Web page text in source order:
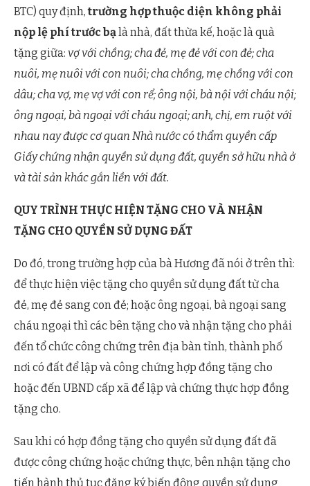
BTC) quy định,trường hợp thuộc diện không phải
nộp lệ phí trước bạlà nhà, đất thừa kế, hoặc là quà
tặng giữa: vợ với chồng; cha đẻ, mẹ đẻ với con đẻ; cha
nuôi, mẹ nuôi với con nuôi; cha chồng, mẹ chồng với con
dâu; cha vợ, mẹ vợ với con rể; ông nội, bà nội với cháu nội;
ông ngoại, bà ngoại với cháu ngoại; anh, chị, em ruột với
nhau nay được cơ quan Nhà nước có thẩm quyền cấp
Giấy chứng nhận quyền sử dụng đất, quyền sở hữu nhà ở
và tài sản khác gắn liền với đất.
QUY TRÌNH THỰC HIỆN TẶNG CHO VÀ NHẬN
TẶNG CHO QUYỀN SỬ DỤNG ĐẤT
Do đó, trong trường hợp của bà Hương đã nói ở trên thì:
để thực hiện việc tặng cho quyền sử dụng đất từ cha
đẻ, mẹ đẻ sang con đẻ; hoặc ông ngoại, bà ngoại sang
cháu ngoại thì các bên tặng cho và nhận tặng cho phải
đến tổ chức công chứng trên địa bàn tỉnh, thành phố
nơi có đất để lập và công chứng hợp đồng tặng cho
hoặc đến UBND cấp xã để lập và chứng thực hợp đồng
tặng cho.
Sau khi có hợp đồng tặng cho quyền sử dụng đất đã
được công chứng hoặc chứng thực, bên nhận tặng cho
tiến hành thủ tục đăng ký biến động quyền sử dụng